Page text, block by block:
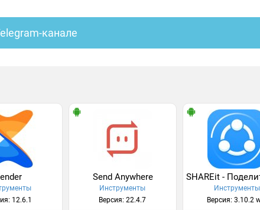
канале
12.6.1
Send Anywhere
Инструменты
Версия: 22.4.7
Инструменты
Версия: 3.10.2